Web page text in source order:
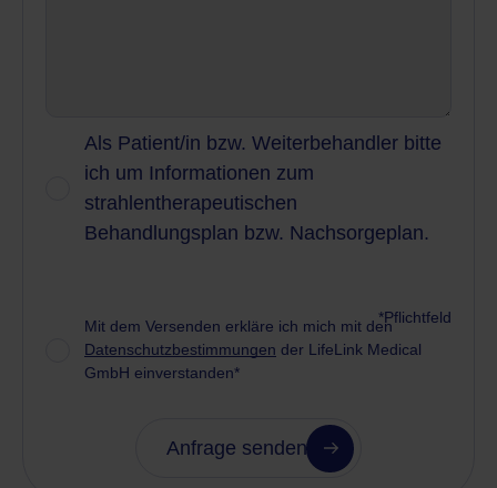
*Pflichtfeld
Als Patient/in bzw.
Weiterbehandler bitte
ich um Informationen
zum
strahlentherapeutischen
Als Patient/in bzw. Weiterbehandler bitte
ich um Informationen zum
strahlentherapeutischen
Behandlungsplan bzw. Nachsorgeplan.
Datenschutz(erforderlich)
Mit dem Versenden erkläre ich mich mit den
Datenschutzbestimmungen der LifeLink Medical
GmbH einverstanden*
Anfrage senden